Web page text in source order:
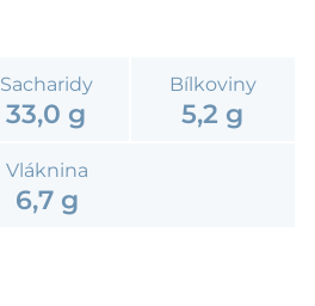
Sacharidy
33,0 g
Bílkoviny
5,2 g
Vláknina
6,7 g